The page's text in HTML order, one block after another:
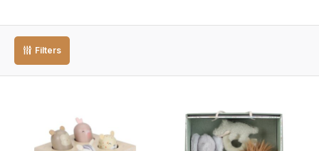
Filters